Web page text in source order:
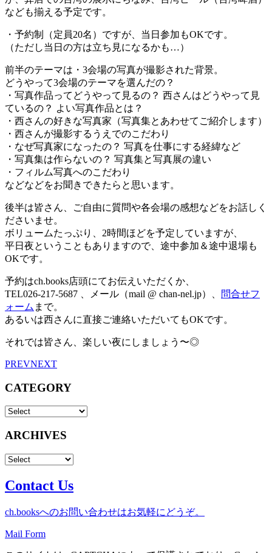
なども揃える予定です。
・予約制（定員20名）ですが、当日参加もOKです。
（ただし当日の方は立ち見になるかも…）
前半のテーマは・3会場の写真が撮影された背景。
どうやって3会場のテーマを選んだの？
・写真作品ってどうやって見るの？ 西さんはどうやって見
ているの？ よい写真作品とは？
・西さんの好きな写真家（写真集とあわせてご紹介します）
・西さんが撮影するうえでのこだわり
・なぜ写真家になったの？ 写真を仕事にする経緯など
・写真集は作らないの？ 写真集と写真展の違い
・フィルム写真へのこだわり
などなどをお聞きできたらと思います。
後半は皆さん、ご自由に質問や各会場の感想などをお話しく
ださいませ。
ボリュームたっぷり、2時間ほどを予定していますが、
平日夜ということもありますので、途中参加＆途中退場も
OKです。
予約はch.books店頭にてお伝えいただくか、
TEL026-217-5687 、メール（mail @ chan-nel.jp）、
問合せフ
ォーム まで。
あるいは西さんに直接ご連絡いただいてもOKです。
それでは皆さん、楽しい夜にしましょう〜◎
PREVNEXT
CATEGORY
ARCHIVES
Contact Us
ch.booksへのお問い合わせはお気軽にどうぞ。
Mail Form